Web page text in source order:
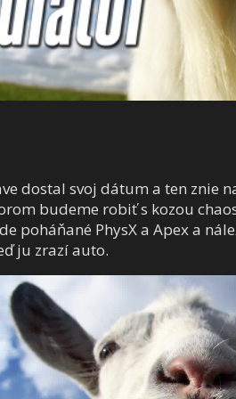
dostal svoj dátum a ten znie
budeme robiť s kozou
poháňané PhysX a Apex a
ju zrazí auto.